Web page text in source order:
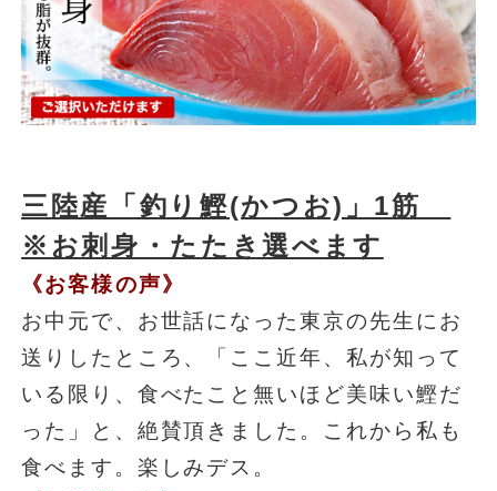
三陸産「釣り鰹(かつお)」1筋
※お刺身・たたき選べます
《お客様の声》
お中元で、お世話になった東京の先生にお
送りしたところ、「ここ近年、私が知って
いる限り、食べたこと無いほど美味い鰹だ
った」と、絶賛頂きました。これから私も
食べます。楽しみデス。